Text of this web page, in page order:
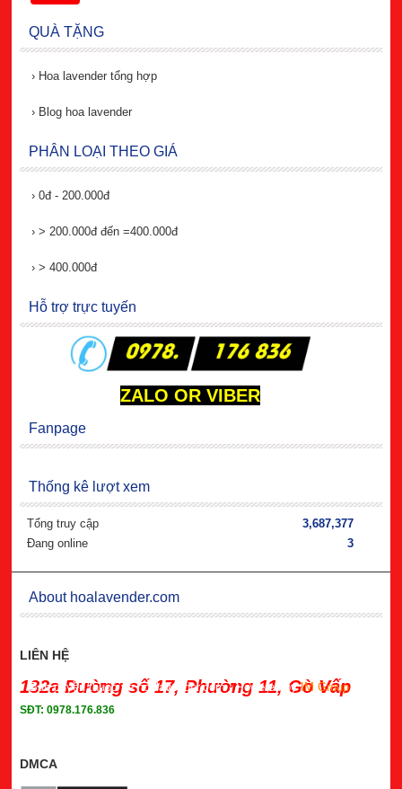
QUÀ TẶNG
› Hoa lavender tổng hợp
› Blog hoa lavender
PHÂN LOẠI THEO GIÁ
› 0đ - 200.000đ
› > 200.000đ đến =400.000đ
› > 400.000đ
Hỗ trợ trực tuyến
ZALO OR VIBER
Fanpage
Thống kê lượt xem
Tổng truy cập
3,687,377
Đang online
3
About hoalavender.com
LIÊN HỆ
132a Đường số 17, Phường 11, Gò Vấp
SĐT: 0978.176.836
DMCA
Bản quyền thuộc về hoalavender.com- Powered byIM Group